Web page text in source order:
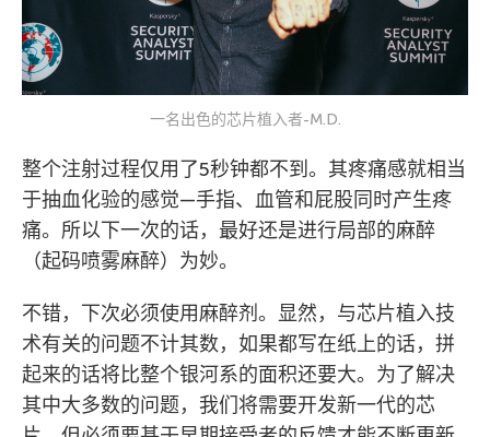
一名出色的芯片植入者-M.D.
整个注射过程仅用了5秒钟都不到。其疼痛感就相当
于抽血化验的感觉—手指、血管和屁股同时产生疼
痛。所以下一次的话，最好还是进行局部的麻醉
（起码喷雾麻醉）为妙。
不错，下次必须使用麻醉剂。显然，与芯片植入技
术有关的问题不计其数，如果都写在纸上的话，拼
起来的话将比整个银河系的面积还要大。为了解决
其中大多数的问题，我们将需要开发新一代的芯